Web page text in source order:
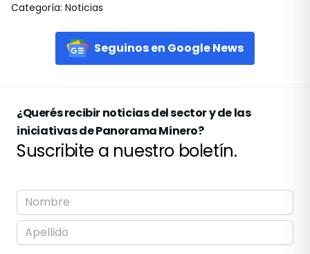
Categoría: Noticias
Seguinos en Google News
¿Querés recibir noticias del sector y de las
iniciativas de Panorama Minero?
Suscribite a nuestro boletín.